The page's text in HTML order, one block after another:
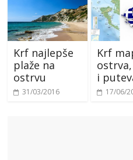
Krf najlepše
plaže na
ostrvu
31/03/2016
Krf
i
17/06/